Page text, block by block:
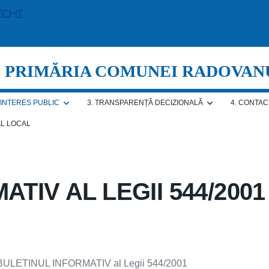
PRIMĂRIA COMUNEI
PUBLIC 3. TRANSPARENȚĂ DECIZIONALĂ 4.
LOCAL
AL LEGII 544/2001
INFORMATIV al Legii 544/2001